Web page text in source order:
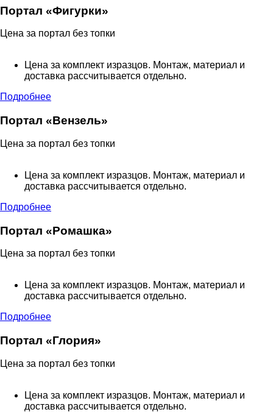
Портал «Фигурки»
Цена за портал без топки
Цена за комплект изразцов. Монтаж, материал и
доставка рассчитывается отдельно.
Подробнее
Портал «Вензель»
Цена за портал без топки
Цена за комплект изразцов. Монтаж, материал и
доставка рассчитывается отдельно.
Подробнее
Портал «Ромашка»
Цена за портал без топки
Цена за комплект изразцов. Монтаж, материал и
доставка рассчитывается отдельно.
Подробнее
Портал «Глория»
Цена за портал без топки
Цена за комплект изразцов. Монтаж, материал и
доставка рассчитывается отдельно.